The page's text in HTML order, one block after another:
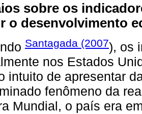
sobre os
o desenvolvimento
Santagada (2007), os
nos Estados
intuito de apresentar
fenômeno da
Mundial, o país era